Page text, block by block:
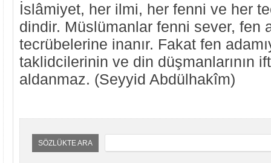
İslâmiyet, her ilmi, her fenni ve her
dindir. Müslümanlar fenni sever, fen
tecrübelerine inanır. Fakat fen
taklidcilerinin ve din düşmanlarının
aldanmaz. (Seyyid Abdülhakîm)
SÖZLÜKTE ARA